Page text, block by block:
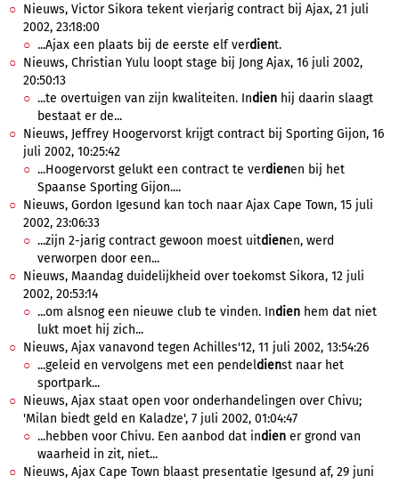
Nieuws, Victor Sikora tekent vierjarig contract bij Ajax, 21 juli
2002, 23:18:00
...Ajax een plaats bij de eerste elf verdient.
Nieuws, Christian Yulu loopt stage bij Jong Ajax, 16 juli 2002,
20:50:13
...te overtuigen van zijn kwaliteiten. Indien hij daarin slaagt
bestaat er de...
Nieuws, Jeffrey Hoogervorst krijgt contract bij Sporting Gijon, 16
juli 2002, 10:25:42
...Hoogervorst gelukt een contract te verdienen bij het
Spaanse Sporting Gijon....
Nieuws, Gordon Igesund kan toch naar Ajax Cape Town, 15 juli
2002, 23:06:33
...zijn 2-jarig contract gewoon moest uitdienen, werd
verworpen door een...
Nieuws, Maandag duidelijkheid over toekomst Sikora, 12 juli
2002, 20:53:14
...om alsnog een nieuwe club te vinden. Indien hem dat niet
lukt moet hij zich...
Nieuws, Ajax vanavond tegen Achilles'12, 11 juli 2002, 13:54:26
...geleid en vervolgens met een pendeldienst naar het
sportpark...
Nieuws, Ajax staat open voor onderhandelingen over Chivu;
'Milan biedt geld en Kaladze', 7 juli 2002, 01:04:47
...hebben voor Chivu. Een aanbod dat indien er grond van
waarheid in zit, niet...
Nieuws, Ajax Cape Town blaast presentatie Igesund af, 29 juni